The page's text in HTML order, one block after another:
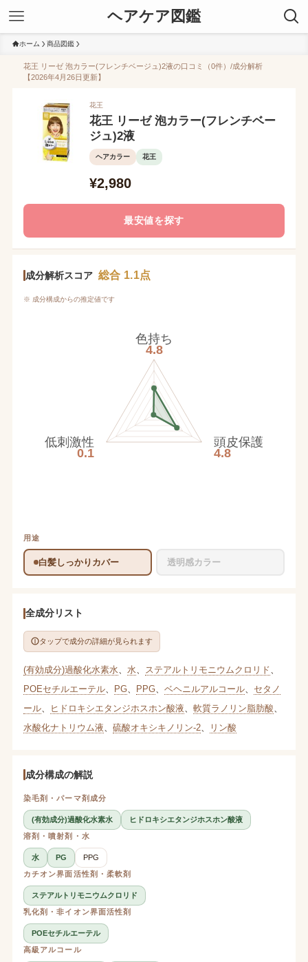
ヘアケア図鑑
ホーム 商品図鑑
花王 リーゼ 泡カラー(フレンチベージュ)2液の口コミ（0件）/成分解析
【2026年4月26日更新】
花王
花王 リーゼ 泡カラー(フレンチベー
ジュ)2液
ヘアカラー 花王
¥2,980
最安値を探す
成分解析スコア 総合 1.1点
※ 成分構成からの推定値です
色持ち
4.8
頭皮保護
4.8
低刺激性
0.1
用途
白髪しっかりカバー 透明感カラー
全成分リスト
タップで成分の詳細が見られます
(有効成分)過酸化水素水 水 ステアルトリモニウムクロリド
POEセチルエーテル、 PG、 PPG、 ベヘニルアルコール、 セタノ
ール、 ヒドロキシエタンジホスホン酸液 軟質ラノリン脂肪酸
水酸化ナトリウム液
硫酸オキシキノリン-2、 リン酸
成分構成の解説
染毛剤・パーマ剤成分
(有効成分)過酸化水素水
ヒドロキシエタンジホスホン酸液
溶剤・噴射剤・水
水 PG
PPG
カチオン界面活性剤・柔軟剤
ステアルトリモニウムクロリド
乳化剤・非イオン界面活性剤
POEセチルエーテル
高級アルコール